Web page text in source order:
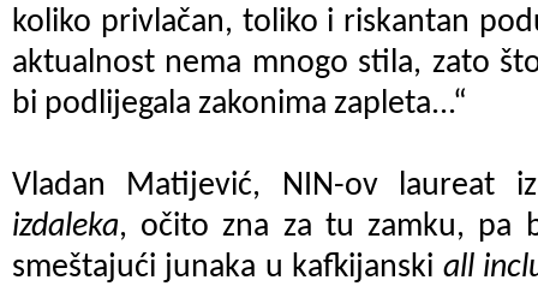
koliko privlačan, toliko i riskantan
aktualnost nema mnogo stila, zato što
bi podlijegala zakonima zapleta...“
Vladan Matijević, NIN-ov laureat
izdaleka, očito zna za tu zamku, pa
smeštajući junaka u kafkijanski all